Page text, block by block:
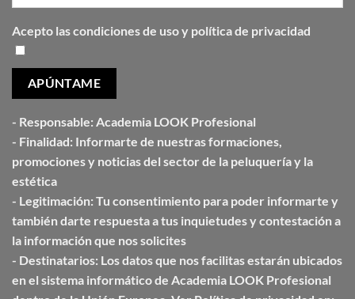
Acepto lascondiciones de uso y política de privacidad
- Responsable: Academia LOOK Profesional
- Finalidad: Informarte de nuestras formaciones,
promociones y noticias del sector de la peluquería y la
estética
- Legitimación: Tu consentimiento para poder informarte y
también darte respuesta a tus inquietudes y contestación a
la información que nos solicites
- Destinatarios: Los datos que nos facilitas estarán ubicados
en el sistema informático de Academia LOOK Profesional